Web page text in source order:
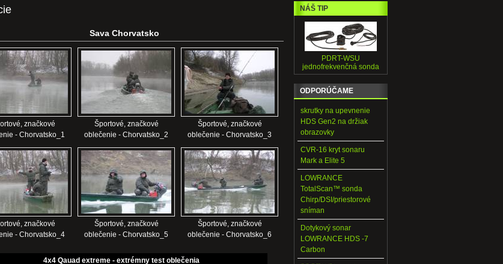
Sava Chorvatsko
značkové
- Chorvatsko_1
Športové, značkové
oblečenie - Chorvatsko_2
Športové, značkové
oblečenie - Chorvatsko_3
značkové
- Chorvatsko_4
Športové, značkové
oblečenie - Chorvatsko_5
Športové, značkové
oblečenie - Chorvatsko_6
4x4 Qauad extreme - extrémny test oblečenia
NÁŠ TIP
PDRT-WSU
jednofrekvenčná sonda
ODPORÚČAME
skrutky na upevnenie
HDS Gen2 na držiak
obrazovky
CVR-16 kryt sonaru
Mark a Elite 5
LOWRANCE
TotalScan™ sonda
Chirp/DSI/priestorové
sníman
Dotykový sonar
LOWRANCE HDS -7
Carbon